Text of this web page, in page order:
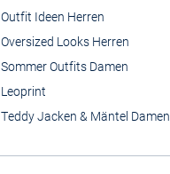
Outfit Ideen Herren
Oversized Looks Herren
Sommer Outfits Damen
Leoprint
Teddy Jacken & Mäntel Damen